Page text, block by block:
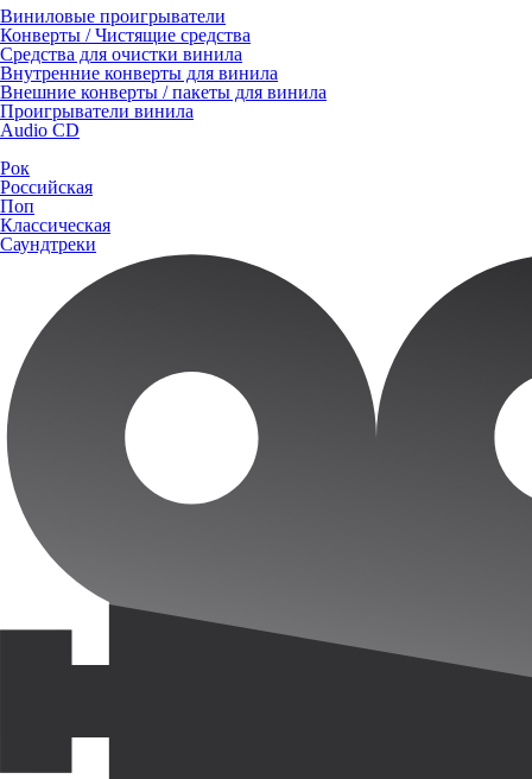
Виниловые проигрыватели
Конверты / Чистящие средства
Средства для очистки винила
Внутренние конверты для винила
Внешние конверты / пакеты для винила
Проигрыватели винила
Audio CD
Рок
Российская
Поп
Классическая
Саундтреки